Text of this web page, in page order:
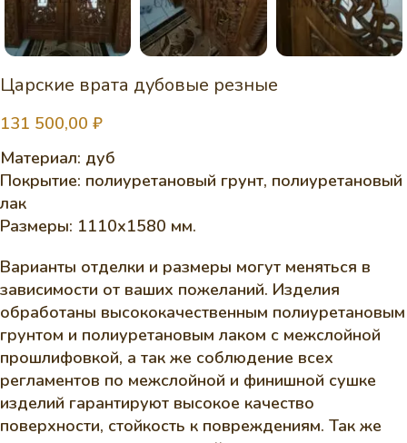
Царские врата дубовые резные
131 500,00 ₽
Материал: дуб
Покрытие: полиуретановый грунт, полиуретановый
лак
Размеры: 1110х1580 мм.
Варианты отделки и размеры могут меняться в
зависимости от ваших пожеланий. Изделия
обработаны высококачественным полиуретановым
грунтом и полиуретановым лаком с межслойной
прошлифовкой, а так же соблюдение всех
регламентов по межслойной и финишной сушке
изделий гарантируют высокое качество
поверхности, стойкость к повреждениям. Так же